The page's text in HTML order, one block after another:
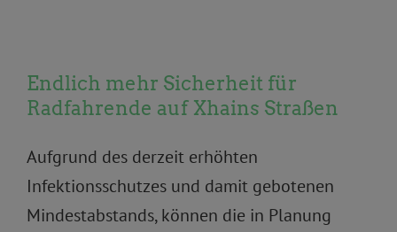
Ökologie Verkehr und Mobilität
Endlich mehr Sicherheit für
Radfahrende auf Xhains Straßen
Aufgrund des derzeit erhöhten
Infektionsschutzes und damit gebotenen
Mindestabstands, können die in Planung